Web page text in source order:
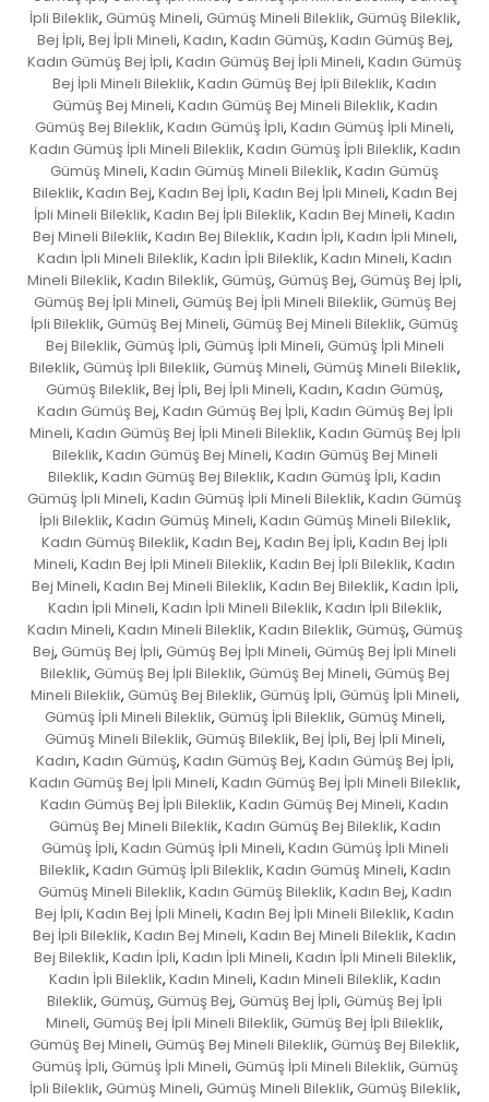
İpli Bileklik, Gümüş Mineli, Gümüş Mineli Bileklik, Gümüş Bileklik,
Bej İpli, Bej İpli Mineli, Kadın, Kadın Gümüş, Kadın Gümüş Bej,
Kadın Gümüş Bej İpli, Kadın Gümüş Bej İpli Mineli, Kadın Gümüş
Bej İpli Mineli Bileklik, Kadın Gümüş Bej İpli Bileklik, Kadın
Gümüş Bej Mineli, Kadın Gümüş Bej Mineli Bileklik, Kadın
Gümüş Bej Bileklik, Kadın Gümüş İpli, Kadın Gümüş İpli Mineli,
Kadın Gümüş İpli Mineli Bileklik, Kadın Gümüş İpli Bileklik, Kadın
Gümüş Mineli, Kadın Gümüş Mineli Bileklik, Kadın Gümüş
Bileklik, Kadın Bej, Kadın Bej İpli, Kadın Bej İpli Mineli, Kadın Bej
İpli Mineli Bileklik, Kadın Bej İpli Bileklik, Kadın Bej Mineli, Kadın
Bej Mineli Bileklik, Kadın Bej Bileklik, Kadın İpli, Kadın İpli Mineli,
Kadın İpli Mineli Bileklik, Kadın İpli Bileklik, Kadın Mineli, Kadın
Mineli Bileklik, Kadın Bileklik, Gümüş, Gümüş Bej, Gümüş Bej İpli,
Gümüş Bej İpli Mineli, Gümüş Bej İpli Mineli Bileklik, Gümüş Bej
İpli Bileklik, Gümüş Bej Mineli, Gümüş Bej Mineli Bileklik, Gümüş
Bej Bileklik, Gümüş İpli, Gümüş İpli Mineli, Gümüş İpli Mineli
Bileklik, Gümüş İpli Bileklik, Gümüş Mineli, Gümüş Mineli Bileklik,
Gümüş Bileklik, Bej İpli, Bej İpli Mineli, Kadın, Kadın Gümüş,
Kadın Gümüş Bej, Kadın Gümüş Bej İpli, Kadın Gümüş Bej İpli
Mineli, Kadın Gümüş Bej İpli Mineli Bileklik, Kadın Gümüş Bej İpli
Bileklik, Kadın Gümüş Bej Mineli, Kadın Gümüş Bej Mineli
Bileklik, Kadın Gümüş Bej Bileklik, Kadın Gümüş İpli, Kadın
Gümüş İpli Mineli, Kadın Gümüş İpli Mineli Bileklik, Kadın Gümüş
İpli Bileklik, Kadın Gümüş Mineli, Kadın Gümüş Mineli Bileklik,
Kadın Gümüş Bileklik, Kadın Bej, Kadın Bej İpli, Kadın Bej İpli
Mineli, Kadın Bej İpli Mineli Bileklik, Kadın Bej İpli Bileklik, Kadın
Bej Mineli, Kadın Bej Mineli Bileklik, Kadın Bej Bileklik, Kadın İpli,
Kadın İpli Mineli, Kadın İpli Mineli Bileklik, Kadın İpli Bileklik,
Kadın Mineli, Kadın Mineli Bileklik, Kadın Bileklik, Gümüş, Gümüş
Bej, Gümüş Bej İpli, Gümüş Bej İpli Mineli, Gümüş Bej İpli Mineli
Bileklik, Gümüş Bej İpli Bileklik, Gümüş Bej Mineli, Gümüş Bej
Mineli Bileklik, Gümüş Bej Bileklik, Gümüş İpli, Gümüş İpli Mineli,
Gümüş İpli Mineli Bileklik, Gümüş İpli Bileklik, Gümüş Mineli,
Gümüş Mineli Bileklik, Gümüş Bileklik, Bej İpli, Bej İpli Mineli,
Kadın, Kadın Gümüş, Kadın Gümüş Bej, Kadın Gümüş Bej İpli,
Kadın Gümüş Bej İpli Mineli, Kadın Gümüş Bej İpli Mineli Bileklik,
Kadın Gümüş Bej İpli Bileklik, Kadın Gümüş Bej Mineli, Kadın
Gümüş Bej Mineli Bileklik, Kadın Gümüş Bej Bileklik, Kadın
Gümüş İpli, Kadın Gümüş İpli Mineli, Kadın Gümüş İpli Mineli
Bileklik, Kadın Gümüş İpli Bileklik, Kadın Gümüş Mineli, Kadın
Gümüş Mineli Bileklik, Kadın Gümüş Bileklik, Kadın Bej, Kadın
Bej İpli, Kadın Bej İpli Mineli, Kadın Bej İpli Mineli Bileklik, Kadın
Bej İpli Bileklik, Kadın Bej Mineli, Kadın Bej Mineli Bileklik, Kadın
Bej Bileklik, Kadın İpli, Kadın İpli Mineli, Kadın İpli Mineli Bileklik,
Kadın İpli Bileklik, Kadın Mineli, Kadın Mineli Bileklik, Kadın
Bileklik, Gümüş, Gümüş Bej, Gümüş Bej İpli, Gümüş Bej İpli
Mineli, Gümüş Bej İpli Mineli Bileklik, Gümüş Bej İpli Bileklik,
Gümüş Bej Mineli, Gümüş Bej Mineli Bileklik, Gümüş Bej Bileklik,
Gümüş İpli, Gümüş İpli Mineli, Gümüş İpli Mineli Bileklik, Gümüş
İpli Bileklik, Gümüş Mineli, Gümüş Mineli Bileklik, Gümüş Bileklik,